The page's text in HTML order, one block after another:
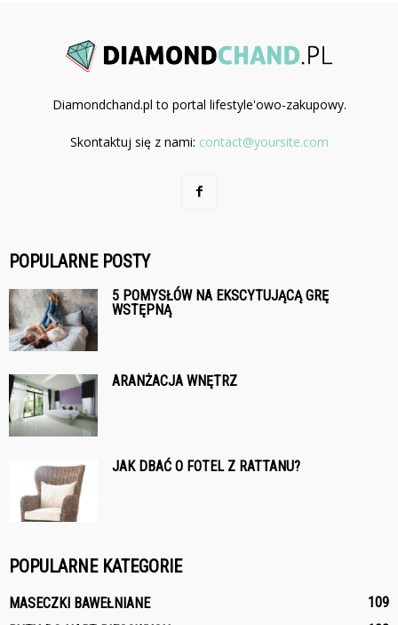
Diamondchand.pl to portal lifestyle'owo-zakupowy.
Skontaktuj się z nami: contact@yoursite.com
POPULARNE POSTY
5 POMYSŁÓW NA EKSCYTUJĄCĄ GRĘ
WSTĘPNĄ
ARANŻACJA WNĘTRZ
JAK DBAĆ O FOTEL Z RATTANU?
POPULARNE KATEGORIE
MASECZKI BAWEŁNIANE
109